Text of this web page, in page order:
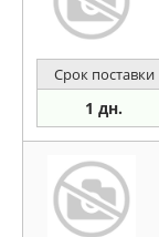
Срок поставки
1 дн.